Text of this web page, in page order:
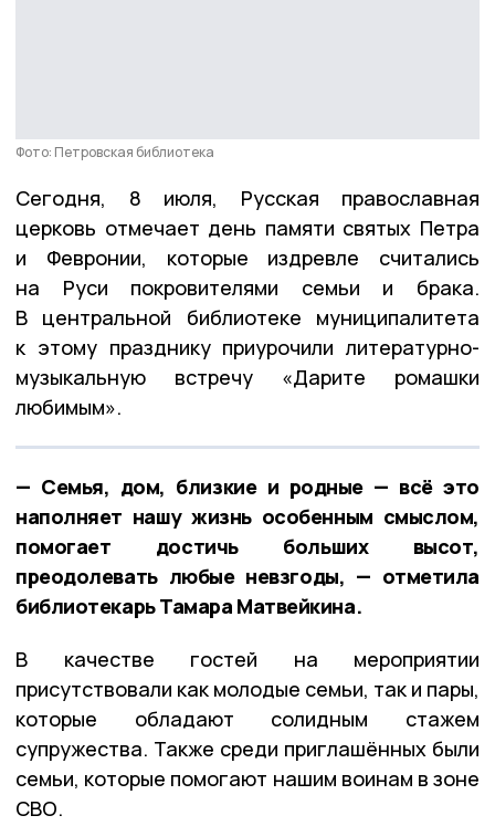
Фото: Петровская библиотека
Сегодня, 8 июля, Русская православная
церковь отмечает день памяти святых Петра
и Февронии, которые издревле считались
на Руси покровителями семьи и брака.
В центральной библиотеке муниципалитета
к этому празднику приурочили литературно-
музыкальную встречу «Дарите ромашки
любимым».
— Семья, дом, близкие и родные — всё это
наполняет нашу жизнь особенным смыслом,
помогает достичь больших высот,
преодолевать любые невзгоды, — отметила
библиотекарь Тамара Матвейкина.
В качестве гостей на мероприятии
присутствовали как молодые семьи, так и пары,
которые обладают солидным стажем
супружества. Также среди приглашённых были
семьи, которые помогают нашим воинам в зоне
СВО.